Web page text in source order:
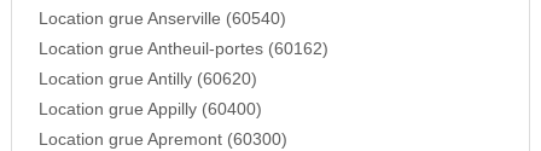
Location grue Anserville (60540)
Location grue Antheuil-portes (60162)
Location grue Antilly (60620)
Location grue Appilly (60400)
Location grue Apremont (60300)